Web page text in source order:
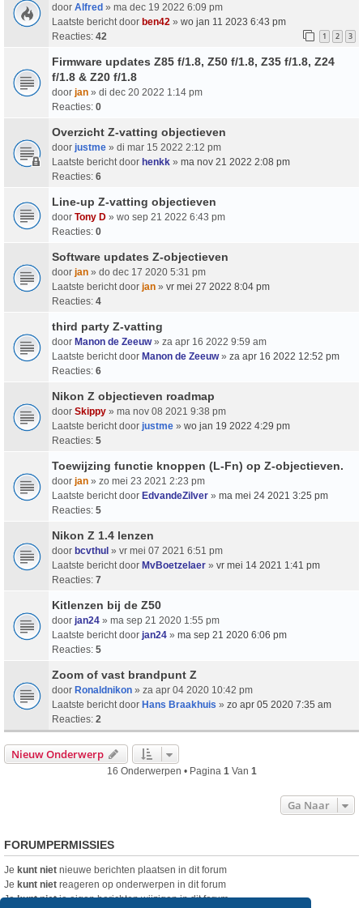
door Alfred » ma dec 19 2022 6:09 pm
Laatste bericht door ben42 » wo jan 11 2023 6:43 pm
Reacties: 42 1 2 3
Firmware updates Z85 f/1.8, Z50 f/1.8, Z35 f/1.8, Z24
f/1.8 & Z20 f/1.8
door jan » di dec 20 2022 1:14 pm
Reacties: 0
Overzicht Z-vatting objectieven
door justme » di mar 15 2022 2:12 pm
Laatste bericht door henkk » ma nov 21 2022 2:08 pm
Reacties: 6
Line-up Z-vatting objectieven
door Tony D » wo sep 21 2022 6:43 pm
Reacties: 0
Software updates Z-objectieven
door jan » do dec 17 2020 5:31 pm
Laatste bericht door jan » vr mei 27 2022 8:04 pm
Reacties: 4
third party Z-vatting
door Manon de Zeeuw» za apr 16 2022 9:59 am
Laatste bericht door Manon de Zeeuw» za apr 16 2022 12:52 pm
Reacties: 6
Nikon Z objectieven roadmap
door Skippy » ma nov 08 2021 9:38 pm
Laatste bericht door justme » wo jan 19 2022 4:29 pm
Reacties: 5
Toewijzing functie knoppen (L-Fn) op Z-objectieven.
door jan » zo mei 23 2021 2:23 pm
Laatste bericht door EdvandeZilver » ma mei 24 2021 3:25 pm
Reacties: 5
Nikon Z 1.4 lenzen
door bcvthul » vr mei 07 2021 6:51 pm
Laatste bericht door MvBoetzelaer » vr mei 14 2021 1:41 pm
Reacties: 7
Kitlenzen bij de Z50
door jan24 » ma sep 21 2020 1:55 pm
Laatste bericht door jan24 » ma sep 21 2020 6:06 pm
Reacties: 5
Zoom of vast brandpunt Z
door Ronaldnikon » za apr 04 2020 10:42 pm
Laatste bericht door Hans Braakhuis » zo apr 05 2020 7:35 am
Reacties: 2
Nieuw Onderwerp
16 Onderwerpen • Pagina 1 Van 1
Ga Naar
FORUMPERMISSIES
Je kunt niet nieuwe berichten plaatsen in dit forum
Je kunt niet reageren op onderwerpen in dit forum
Jekunt nietje eigen berichten wijzigen in dit forum